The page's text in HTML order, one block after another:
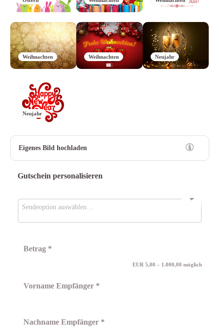
Weihnachten Weihnachten Neujahr
Neujahr
Eigenes Bild hochladen
Gutschein personalisieren
Sendeoption auswählen…
EUR 5,00 – 1.000,00 möglich